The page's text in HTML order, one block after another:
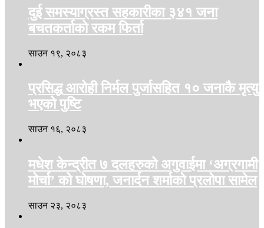
दुई समस्याग्रस्त सहकारीका ३४१ जना
बचतकर्ताको रकम फिर्ता
साउन १९, २०८३
प्रसिद्ध आरोही निर्मल पुर्जासहित १० जनाकै मृत्यु
भएको पुष्टि
साउन १६, २०८३
मधेश केन्द्रीत ७ दलहरुको अगुवाईमा ‘अग्रगामी
मोर्चा’ को घोषणा, जनार्दन शर्माको प्रलोपा सामेल
साउन २३, २०८३